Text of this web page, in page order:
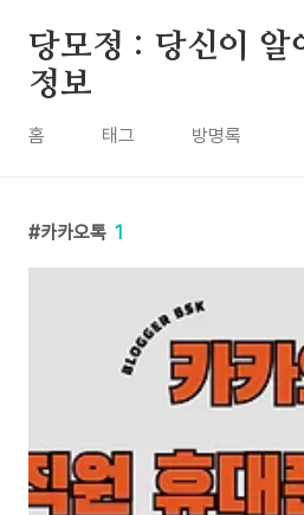
당모정 : 당신이 알
정보
홈 태그 방명록
카카오톡 1